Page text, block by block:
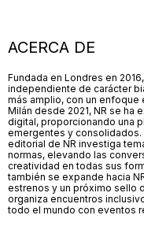
ACERCA DE
Fundada en Londres en
independiente de carácter
más amplio, con un enfoque
Milán desde 2021, NR se ha
digital, proporcionando una
emergentes y consolidados.
editorial de NR investiga
normas, elevando las
creatividad en todas sus
también se expande hacia
estrenos y un próximo sello
organiza encuentros
todo el mundo con eventos